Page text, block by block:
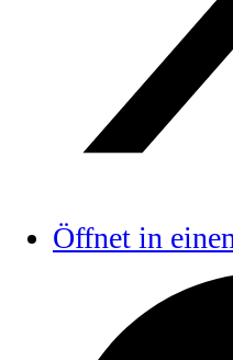
Öffnet in